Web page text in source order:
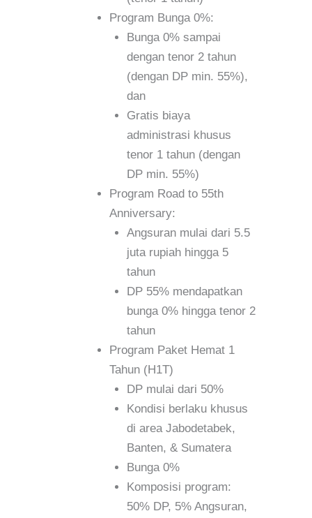
Program Bunga 0%:
Bunga 0% sampai
dengan tenor 2 tahun
(dengan DP min. 55%),
dan
Gratis biaya
administrasi khusus
tenor 1 tahun (dengan
DP min. 55%)
Program Road to 55th
Anniversary:
Angsuran mulai dari 5.5
juta rupiah hingga 5
tahun
DP 55% mendapatkan
bunga 0% hingga tenor 2
tahun
Program Paket Hemat 1
Tahun (H1T)
DP mulai dari 50%
Kondisi berlaku khusus
di area Jabodetabek,
Banten, & Sumatera
Bunga 0%
Komposisi program:
50% DP, 5% Angsuran,